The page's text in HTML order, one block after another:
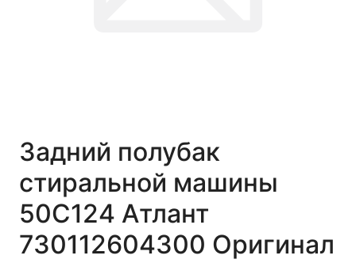
Задний полубак
стиральной машины
50C124 Атлант
730112604300 Оригинал